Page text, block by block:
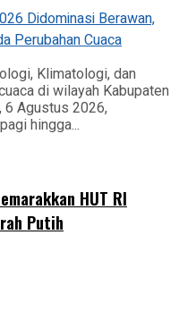
Klimatologi, dan
di wilayah Kabupaten
6 Agustus 2026,
hingga...
HUT RI
Putih